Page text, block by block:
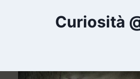
Curiosità